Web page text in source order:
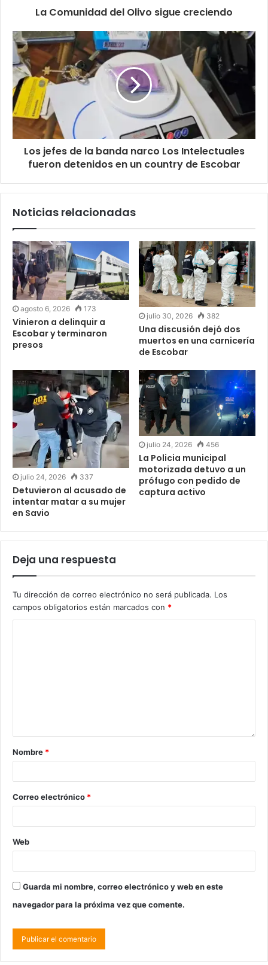
La Comunidad del Olivo sigue creciendo
Los jefes de la banda narco Los Intelectuales
fueron detenidos en un country de Escobar
Noticias relacionadas
agosto 6, 2026 173
Vinieron a delinquir a
Escobar y terminaron
presos
julio 30, 2026 382
Una discusión dejó dos
muertos en una carnicería
de Escobar
julio 24, 2026 337
Detuvieron al acusado de
intentar matar a su mujer
en Savio
julio 24, 2026 456
La Policia municipal
motorizada detuvo a un
prófugo con pedido de
captura activo
Deja una respuesta
Tu dirección de correo electrónico no será publicada. Los
campos obligatorios están marcados con *
Nombre *
Correo electrónico *
Web
Guarda mi nombre, correo electrónico y web en este
navegador para la próxima vez que comente.